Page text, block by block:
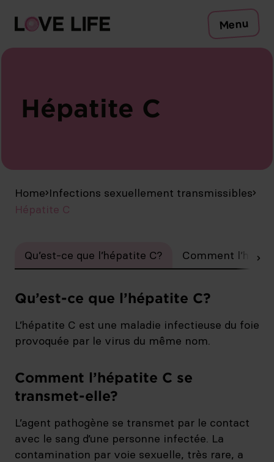
Menu
Protection
Tests
Conseil
Hépatite C
Home Infections sexuellement transmissibles
Hépatite C
Qu’est-ce que l’hépatite C? Comment
Qu’est-ce que l’hépatite C?
L’hépatite C est une maladie infectieuse du foie
provoquée par le virus du même nom.
Comment l’hépatite C se
transmet-elle?
L’agent pathogène se transmet par le contact
avec le sang d’une personne infectée. La
contamination par voie sexuelle, très rare, a